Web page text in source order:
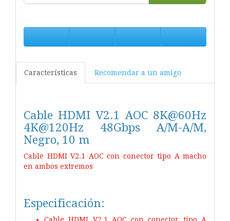
Características Recomendar a un amigo
Cable HDMI V2.1 AOC 8K@60Hz
4K@120Hz 48Gbps A/M-A/M,
Negro, 10 m
Cable HDMI V2.1 AOC con conector tipo A macho
en ambos extremos
Especificación:
Cable HDMI V2.1 AOC con conector tipo A